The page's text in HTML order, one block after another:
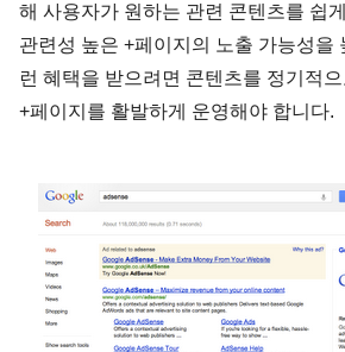
해 사용자가 원하는 관련 콘텐츠를 쉽
관련성 높은 +페이지의 노출 가능성을
런 혜택을 받으려면 콘텐츠를 정기적
+페이지를 활발하게 운영해야 합니다.